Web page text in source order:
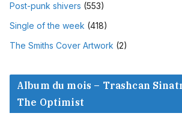
Post-punk shivers (553)
Single of the week (418)
The Smiths Cover Artwork (2)
Album du mois – Trashcan
The Optimist